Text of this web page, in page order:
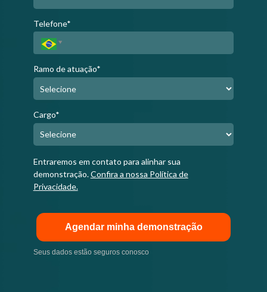
Telefone*
Ramo de atuação*
Cargo*
Entraremos em contato para alinhar sua
demonstração.Confira a nossa Política de
Privacidade.
Agendar minha demonstração
Seus dados estão seguros conosco